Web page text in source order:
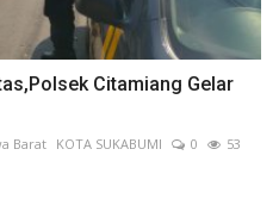
Citamiang Gelar
Barat KOTA SUKABUMI 0
53